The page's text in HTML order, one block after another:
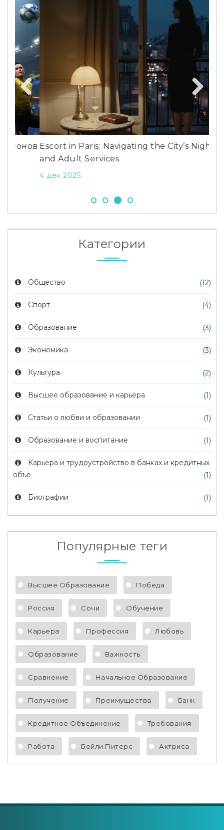
Escort in Paris: Navigating the City’s Nightlife
and Adult Services
4 дек 2025
Previous Next
Категории
Общество (12)
Спорт (4)
Образование (3)
Экономика (3)
Культура (2)
Высшее образование и карьера (1)
Статьи о любви и образовании (1)
Образование и воспитание (1)
Карьера и трудоустройство в банках и кредитных
объе
(1)
Биографии (1)
Популярные теги
Высшее Образование Победа
Россия Сочи Обучение
Карьера Профессия Любовь
Образование Важность
Сравнение Начальное Образование
Получение Преимущества Банк
Кредитное Объединение Требования
Работа Бейли Питерс Актриса